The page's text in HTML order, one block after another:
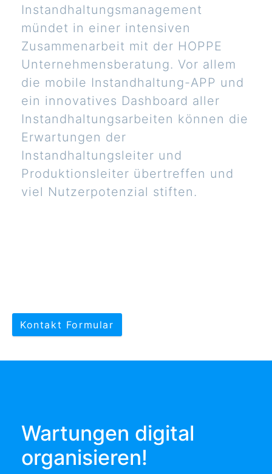
Instandhaltungsmanagement
mündet in einer intensiven
Zusammenarbeit mit der HOPPE
Unternehmensberatung. Vor allem
die mobile Instandhaltung-APP und
ein innovatives Dashboard aller
Instandhaltungsarbeiten können die
Erwartungen der
Instandhaltungsleiter und
Produktionsleiter übertreffen und
viel Nutzerpotenzial stiften.
Kontakt Formular
Wartungen digital
organisieren!